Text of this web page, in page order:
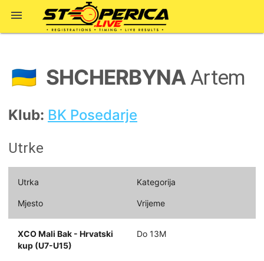

🇺🇦 SHCHERBYNAArtem
Klub: BK Posedarje
Utrke
Utrka Kategorija
Mjesto Vrijeme
XCO Mali Bak - Hrvatski
kup (U7-U15)
Do 13M